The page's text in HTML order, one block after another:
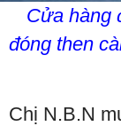
Cửa hàng
đóng then
Chị N.B.N